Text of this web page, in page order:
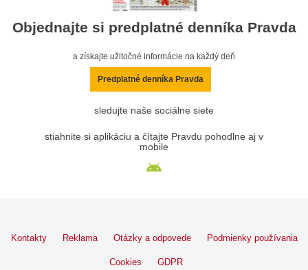
Objednajte si predplatné denníka Pravda
a získajte užitočné informácie na každý deň
Predplatné denníka Pravda
sledujte naše sociálne siete
stiahnite si aplikáciu a čítajte Pravdu pohodlne aj v
mobile
Kontakty Reklama Otázky a odpovede Podmienky používania
Cookies GDPR